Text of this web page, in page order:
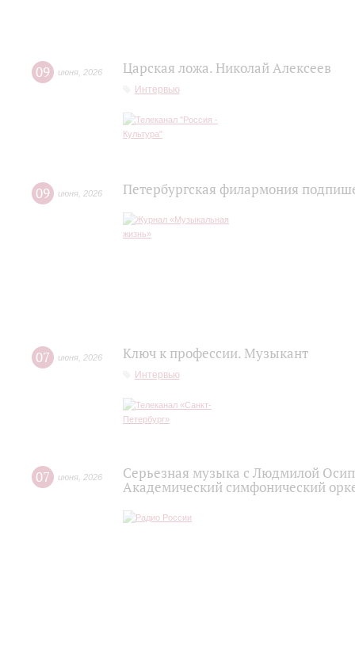
09 июня 2026 Царская ложа. Николай Алексеев
Интервью
09 июня 2026 Петербургская филармония
07 июня 2026 Ключ к профессии. Музыкант
Интервью
07 июня 2026
Серьезная музыка с Людмилой
Академический симфонический